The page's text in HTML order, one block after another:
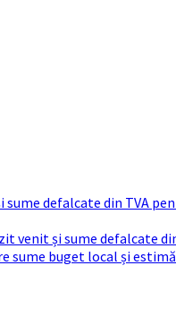
sume defalcate din TVA
venit și sume defalcate
sume buget local și